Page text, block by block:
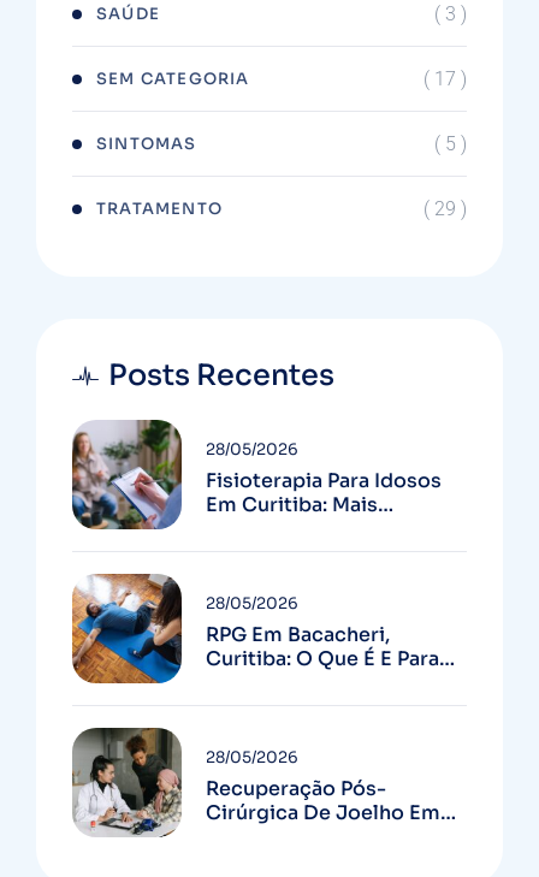
SAÚDE ( 3 )
SEM CATEGORIA ( 17 )
SINTOMAS ( 5 )
TRATAMENTO ( 29 )
Posts Recentes
Fisioterapia Para Idosos
Em Curitiba: Mais
Quedas
28/05/2026
RPG Em Bacacheri,
Curitiba: O Que É E Para
28/05/2026
Recuperação Pós-
Cirúrgica De Joelho Em
28/05/2026